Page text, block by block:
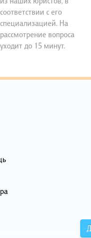
соответствии с его
специализацией. На
рассмотрение вопроса
уходит до 15 минут.